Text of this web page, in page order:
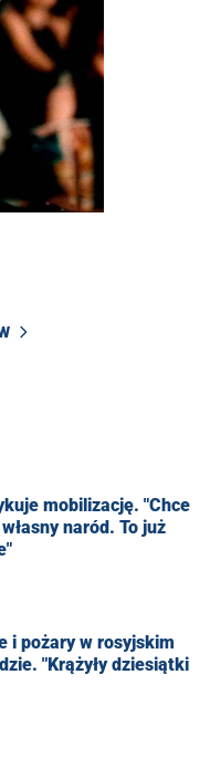
mobilizację. "Chce
naród. To już
i pożary w rosyjskim
"Krążyły dziesiątki